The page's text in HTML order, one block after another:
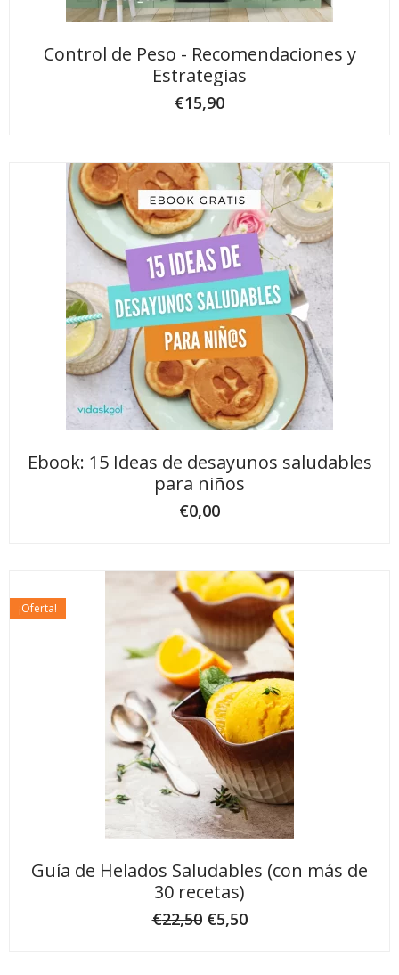
Control de Peso - Recomendaciones y
Estrategias
€15,90
Ebook: 15 Ideas de desayunos saludables
para niños
€0,00
¡Oferta!
Guía de Helados Saludables (con más de
30 recetas)
€22,50 €5,50